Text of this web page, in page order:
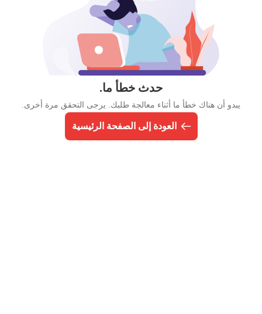
حدث خطأ ما.
يبدو أن هناك خطأ ما أثناء معالجة طلبك. يرجى التحقق مرة أخرى.
العودة إلى الصفحة الرئيسية